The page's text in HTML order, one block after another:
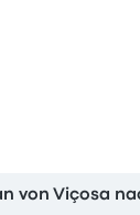
von Viçosa